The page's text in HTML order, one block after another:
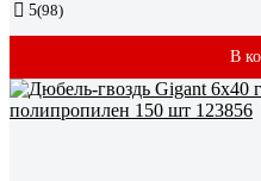
5(98)
В